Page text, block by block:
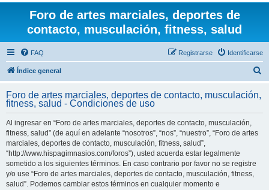
Foro de artes marciales, deportes de
contacto, musculación, fitness, salud
FAQ Identificarse
Registrarse
Índice general
c
Foro de artes marciales, deportes de contacto, musculación,
fitness, salud - Condiciones de uso
Al ingresar en “Foro de artes marciales, deportes de contacto, musculación,
fitness, salud” (de aquí en adelante “nosotros”, “nos”, “nuestro”, “Foro de artes
marciales, deportes de contacto, musculación, fitness, salud”,
“http://www.hispagimnasios.com/foros”), usted acuerda estar legalmente
sometido a los siguientes términos. En caso contrario por favor no se registre
y/o use “Foro de artes marciales, deportes de contacto, musculación, fitness,
salud”. Podemos cambiar estos términos en cualquier momento e